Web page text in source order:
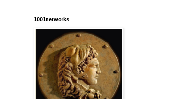
1001networks